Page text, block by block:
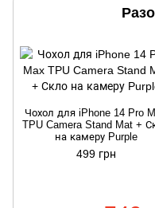
Чохол для iPhone 14 Pro
TPU Camera Stand Mat +
на камеру Purple
499 грн